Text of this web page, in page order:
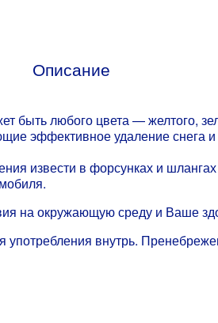
Описание
быть любого цвета — желтого,
эффективное удаление
извести в форсунках и
на окружающую среду и Ваше
внутрь.